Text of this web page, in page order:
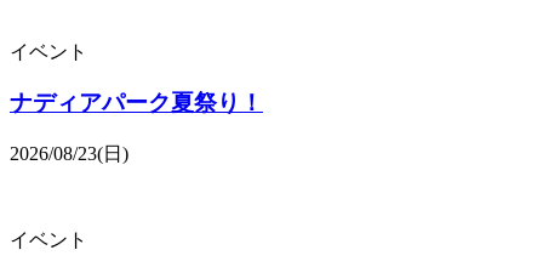
イベント
ナディアパーク夏祭り！
2026/08/23(日)
イベント